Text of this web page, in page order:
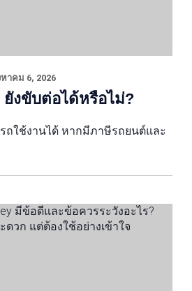
หาคม 6, 2026
งขับต่อได้หรือไม่?
ถใช้งานได้ หากมีภาษีรถยนต์และ